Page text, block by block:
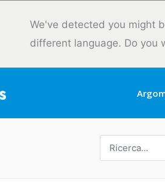
We've detected you might
different language. Do you
per: